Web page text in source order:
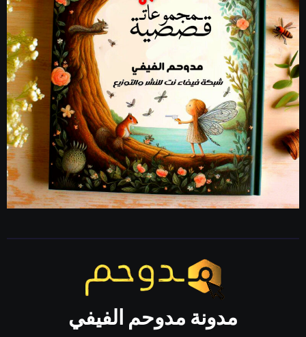
مدونة مدوحم الفيفي